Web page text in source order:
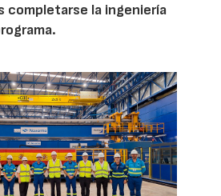
completarse la ingeniería